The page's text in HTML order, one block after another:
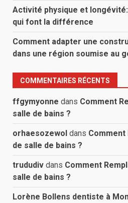
Activité physique et
qui font la différence
Comment adapter une
dans une région soumise au
COMMENTAIRES RÉCENTS
ffgymyonne dans Comment
salle de bains ?
orhaesozewol dans Comment
de salle de bains ?
trududiv dans Comment
salle de bains ?
Lorène Bollens dentiste à